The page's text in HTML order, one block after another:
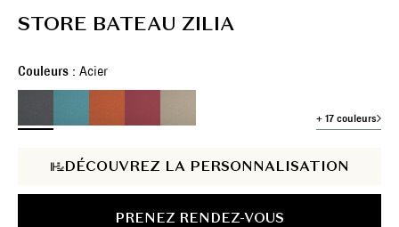
STORE BATEAU ZILIA
Couleurs : Acier
+ 17 couleurs
DÉCOUVREZ LA PERSONNALISATION
PRENEZ RENDEZ-VOUS